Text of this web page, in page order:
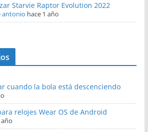
Starvie Raptor Evolution 2022
antonio hace 1 año
cuando la bola está descenciendo
relojes Wear OS de Android